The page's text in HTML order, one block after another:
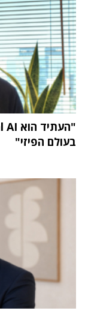
בעולם הפיזי"